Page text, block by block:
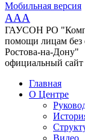
Мобильная версия
AAA
ГАУСОН РО
помощи лицам без
Ростова-на-Дону"
официальный сайт
Главная
О Центре